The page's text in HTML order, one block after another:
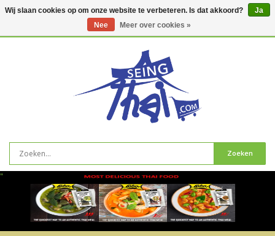
Zoeken
"
Wij slaan cookies op om onze website te verbeteren. Is dat akkoord?
Ja
Nee
Meer over cookies »